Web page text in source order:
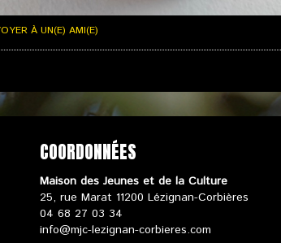
À UN(E) AMI(E)
COORDONNÉES
Maison des Jeunes et de la Culture
25, rue Marat 11200 Lézignan-Corbières
04 68 27 03 34
info@mjc-lezignan-corbieres.com